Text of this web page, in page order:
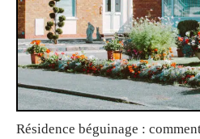
Résidence béguinage :